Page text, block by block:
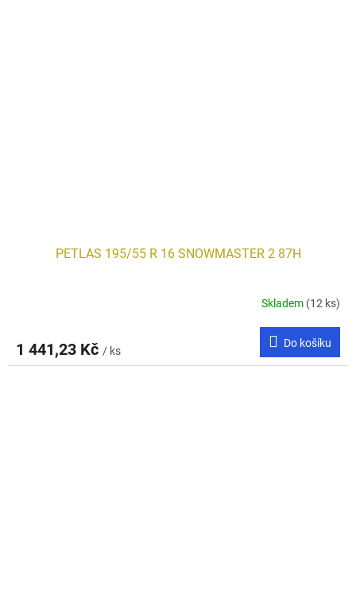
PETLAS 195/55 R 16 SNOWMASTER 2 87H
Skladem (12 ks)
1 441,23 Kč / ks
Do košíku